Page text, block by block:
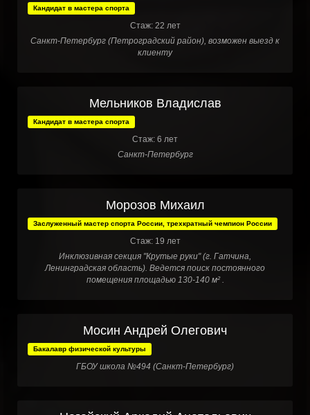
Кандидат в мастера спорта
Стаж: 22 лет
Санкт-Петербург (Петроградский район), возможен выезд к
клиенту
Мельников Владислав
Кандидат в мастера спорта
Стаж: 6 лет
Санкт-Петербург
Морозов Михаил
Заслуженный мастер спорта России, трехкратный чемпион России
Стаж: 19 лет
Инклюзивная секция "Крутые руки" (г. Гатчина,
Ленинградская область). Ведется поиск постоянного
помещения площадью 130-140 м² .
Мосин Андрей Олегович
Бакалавр физической культуры
ГБОУ школа №494 (Санкт-Петербург)